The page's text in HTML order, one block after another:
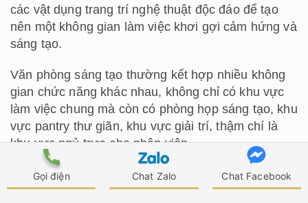
Gọi điện Chat Zalo Chat Facebook
các vật dụng trang trí nghệ thuật độc đáo để tạo
nên một không gian làm việc khơi gợi cảm hứng và
sáng tạo.
Văn phòng sáng tạo thường kết hợp nhiều không
gian chức năng khác nhau, không chỉ có khu vực
làm việc chung mà còn có phòng họp sáng tạo, khu
vực pantry thư giãn, khu vực giải trí, thậm chí là
khu vực ngủ trưa cho nhân viên.